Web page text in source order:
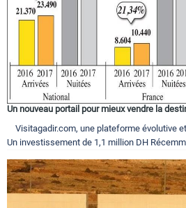
Un nouveau portail pour mieux vendre la
Visitagadir.com, une plateforme évolutive
Un investissement de 1,1 million DH